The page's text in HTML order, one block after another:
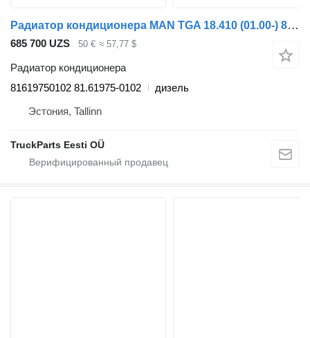
Радиатор кондиционера MAN TGA 18.410 (01.00-) 81619750102 для тягача MAN 4-series, TGA (1993-2009)
685 700 UZS 50 € ≈ 57,77 $
Радиатор кондиционера
81619750102 81.61975-0102
дизель
Эстония, Tallinn
TruckParts Eesti OÜ